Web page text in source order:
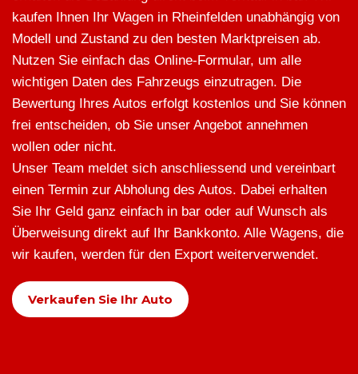
kaufen Ihnen Ihr Wagen in Rheinfelden unabhängig von
Modell und Zustand zu den besten Marktpreisen ab.
Nutzen Sie einfach das Online-Formular, um alle
wichtigen Daten des Fahrzeugs einzutragen. Die
Bewertung Ihres Autos erfolgt kostenlos und Sie können
frei entscheiden, ob Sie unser Angebot annehmen
wollen oder nicht.
Unser Team meldet sich anschliessend und vereinbart
einen Termin zur Abholung des Autos. Dabei erhalten
Sie Ihr Geld ganz einfach in bar oder auf Wunsch als
Überweisung direkt auf Ihr Bankkonto. Alle Wagens, die
wir kaufen, werden für den Export weiterverwendet.
Verkaufen Sie Ihr Auto